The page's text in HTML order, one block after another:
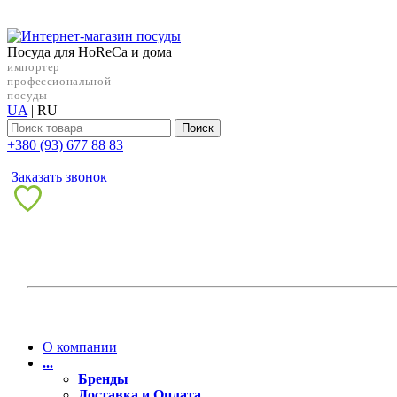
Посуда для HoReCa и дома
импортер
профессиональной
посуды
UA | RU
Поиск
+38‎0 (93) 677 88 83
Заказать звонок
О компании
...
Бренды